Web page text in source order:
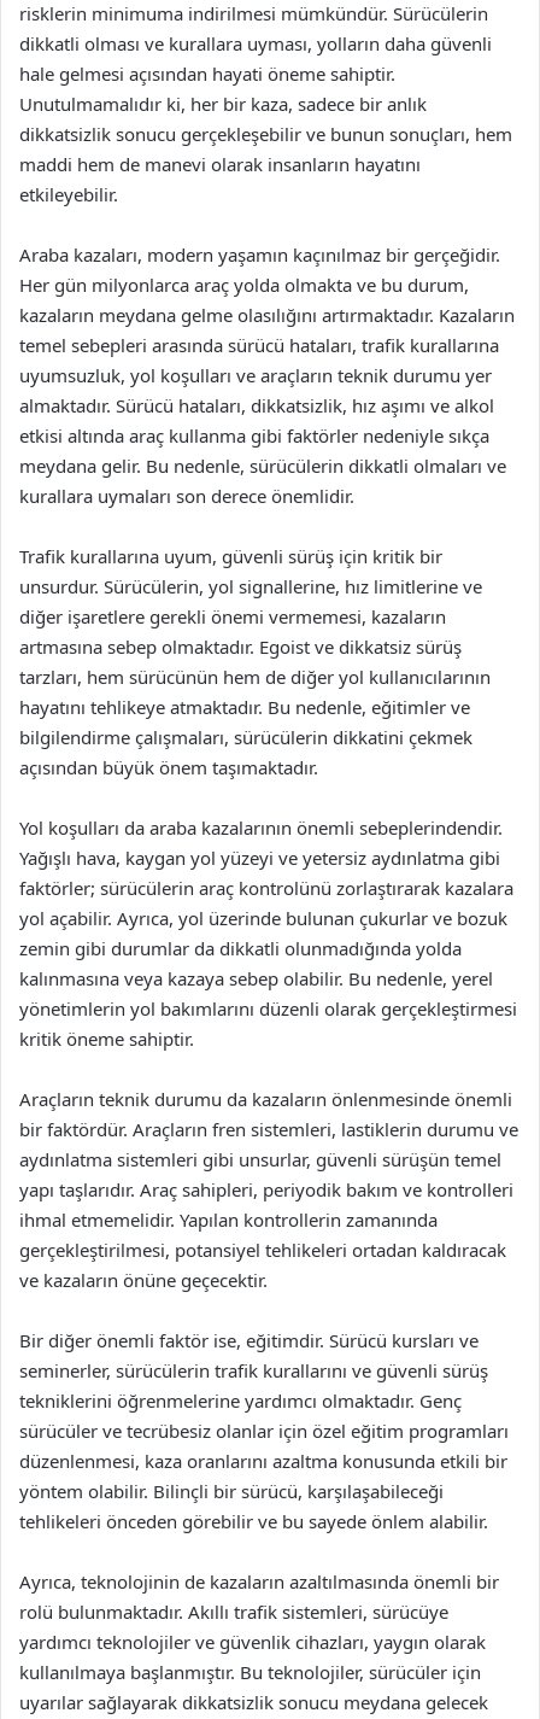
risklerin minimuma indirilmesi mümkündür. Sürücülerin
dikkatli olması ve kurallara uyması, yolların daha güvenli
hale gelmesi açısından hayati öneme sahiptir.
Unutulmamalıdır ki, her bir kaza, sadece bir anlık
dikkatsizlik sonucu gerçekleşebilir ve bunun sonuçları, hem
maddi hem de manevi olarak insanların hayatını
etkileyebilir.
Araba kazaları, modern yaşamın kaçınılmaz bir gerçeğidir.
Her gün milyonlarca araç yolda olmakta ve bu durum,
kazaların meydana gelme olasılığını artırmaktadır. Kazaların
temel sebepleri arasında sürücü hataları, trafik kurallarına
uyumsuzluk, yol koşulları ve araçların teknik durumu yer
almaktadır. Sürücü hataları, dikkatsizlik, hız aşımı ve alkol
etkisi altında araç kullanma gibi faktörler nedeniyle sıkça
meydana gelir. Bu nedenle, sürücülerin dikkatli olmaları ve
kurallara uymaları son derece önemlidir.
Trafik kurallarına uyum, güvenli sürüş için kritik bir
unsurdur. Sürücülerin, yol signallerine, hız limitlerine ve
diğer işaretlere gerekli önemi vermemesi, kazaların
artmasına sebep olmaktadır. Egoist ve dikkatsiz sürüş
tarzları, hem sürücünün hem de diğer yol kullanıcılarının
hayatını tehlikeye atmaktadır. Bu nedenle, eğitimler ve
bilgilendirme çalışmaları, sürücülerin dikkatini çekmek
açısından büyük önem taşımaktadır.
Yol koşulları da araba kazalarının önemli sebeplerindendir.
Yağışlı hava, kaygan yol yüzeyi ve yetersiz aydınlatma gibi
faktörler; sürücülerin araç kontrolünü zorlaştırarak kazalara
yol açabilir. Ayrıca, yol üzerinde bulunan çukurlar ve bozuk
zemin gibi durumlar da dikkatli olunmadığında yolda
kalınmasına veya kazaya sebep olabilir. Bu nedenle, yerel
yönetimlerin yol bakımlarını düzenli olarak gerçekleştirmesi
kritik öneme sahiptir.
Araçların teknik durumu da kazaların önlenmesinde önemli
bir faktördür. Araçların fren sistemleri, lastiklerin durumu ve
aydınlatma sistemleri gibi unsurlar, güvenli sürüşün temel
yapı taşlarıdır. Araç sahipleri, periyodik bakım ve kontrolleri
ihmal etmemelidir. Yapılan kontrollerin zamanında
gerçekleştirilmesi, potansiyel tehlikeleri ortadan kaldıracak
ve kazaların önüne geçecektir.
Bir diğer önemli faktör ise, eğitimdir. Sürücü kursları ve
seminerler, sürücülerin trafik kurallarını ve güvenli sürüş
tekniklerini öğrenmelerine yardımcı olmaktadır. Genç
sürücüler ve tecrübesiz olanlar için özel eğitim programları
düzenlenmesi, kaza oranlarını azaltma konusunda etkili bir
yöntem olabilir. Bilinçli bir sürücü, karşılaşabileceği
tehlikeleri önceden görebilir ve bu sayede önlem alabilir.
Ayrıca, teknolojinin de kazaların azaltılmasında önemli bir
rolü bulunmaktadır. Akıllı trafik sistemleri, sürücüye
yardımcı teknolojiler ve güvenlik cihazları, yaygın olarak
kullanılmaya başlanmıştır. Bu teknolojiler, sürücüler için
uyarılar sağlayarak dikkatsizlik sonucu meydana gelecek